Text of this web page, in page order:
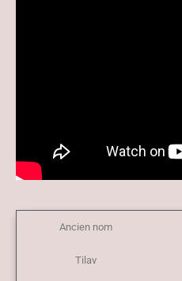
Ancien nom
Tilav